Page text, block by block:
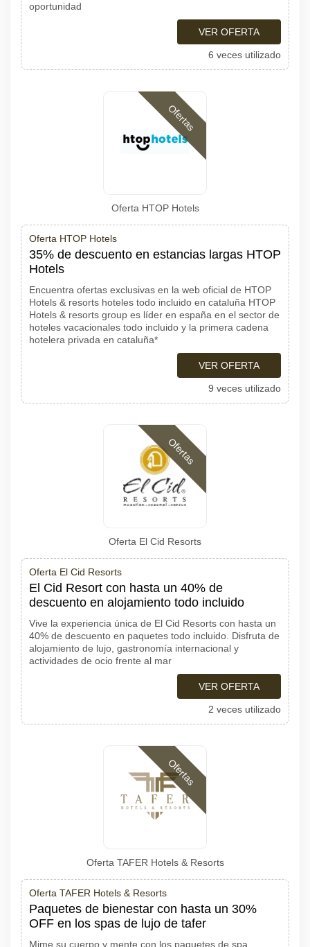
oportunidad
VER OFERTA
6 veces utilizado
Ofertas
Oferta HTOP Hotels
Oferta HTOP Hotels
35% de descuento en estancias largas HTOP
Hotels
Encuentra ofertas exclusivas en la web oficial de HTOP
Hotels & resorts hoteles todo incluido en cataluña HTOP
Hotels & resorts group es líder en españa en el sector de
hoteles vacacionales todo incluido y la primera cadena
hotelera privada en cataluña*
VER OFERTA
9 veces utilizado
Ofertas
Oferta El Cid Resorts
Oferta El Cid Resorts
El Cid Resort con hasta un 40% de
descuento en alojamiento todo incluido
Vive la experiencia única de El Cid Resorts con hasta un
40% de descuento en paquetes todo incluido. Disfruta de
alojamiento de lujo, gastronomía internacional y
actividades de ocio frente al mar
VER OFERTA
2 veces utilizado
Ofertas
Oferta TAFER Hotels & Resorts
Oferta TAFER Hotels & Resorts
Paquetes de bienestar con hasta un 30%
OFF en los spas de lujo de tafer
Mime su cuerpo y mente con los paquetes de spa